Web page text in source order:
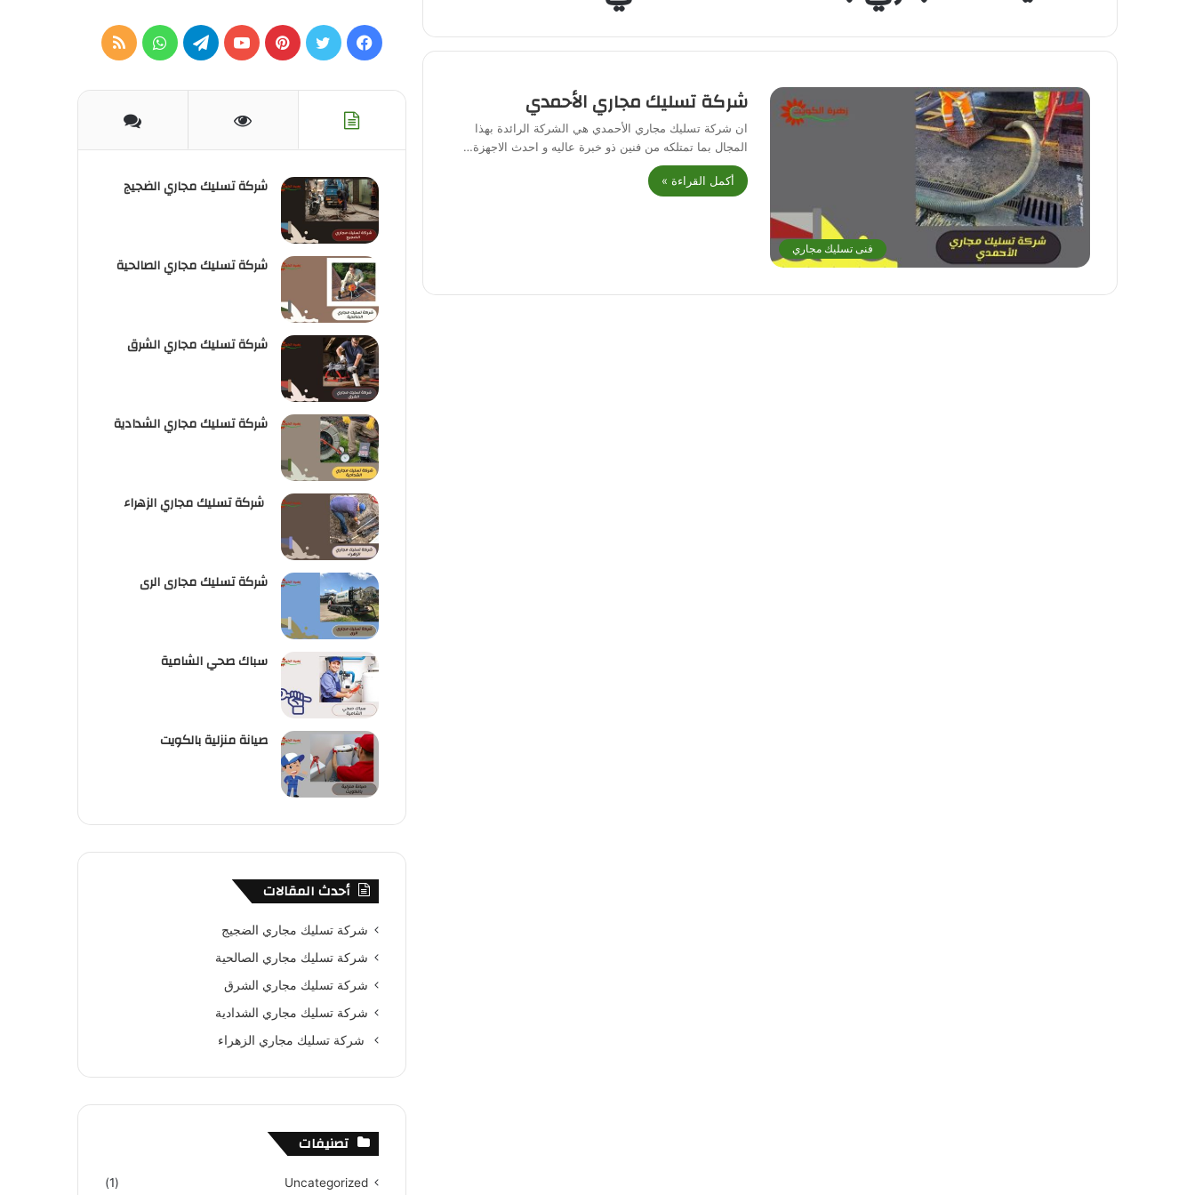
فنى تسليك مجاري
شركة تسليك مجاري الأحمدي
ان شركة تسليك مجاري الأحمدي هي الشركة الرائدة بهذا
المجال بما تمتلكه من فنين ذو خبرة عاليه و احدث الاجهزة…
أكمل القراءة »
فيسبوكتويتر بينتيريستيوتيوبتيلقرامواتسابملخص
شركة تسليك مجاري الضجيج
شركة تسليك مجاري الصالحية
شركة تسليك مجاري الشرق
شركة تسليك مجاري الشدادية
شركة تسليك مجاري الزهراء
شركة تسليك مجارى الرى
سباك صحي الشامية
صيانة منزلية بالكويت
أحدث المقالات
شركة تسليك مجاري الضجيج
شركة تسليك مجاري الصالحية
شركة تسليك مجاري الشرق
شركة تسليك مجاري الشدادية
شركة تسليك مجاري الزهراء
تصنيفات
Uncategorized
(1)